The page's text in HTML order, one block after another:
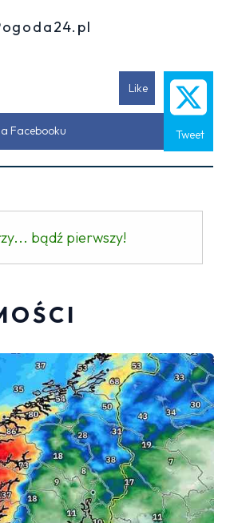
Like
Tweet
Facebooku
bądź pierwszy!